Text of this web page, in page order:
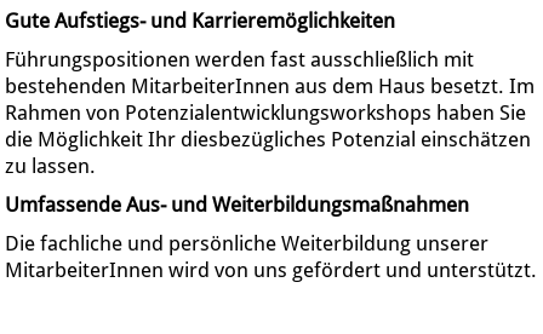
Gute Aufstiegs- und Karrieremöglichkeiten
Führungspositionen werden fast ausschließlich mit
bestehenden MitarbeiterInnen aus dem Haus besetzt. Im
Rahmen von Potenzialentwicklungsworkshops haben Sie
die Möglichkeit Ihr diesbezügliches Potenzial einschätzen
zu lassen.
Umfassende Aus- und Weiterbildungsmaßnahmen
Die fachliche und persönliche Weiterbildung unserer
MitarbeiterInnen wird von uns gefördert und unterstützt.